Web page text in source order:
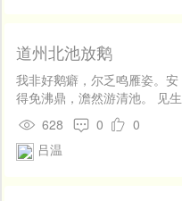
流。围腰御仙花底，衬月中、
金粟香浮。夜宴久，揽秋云、
平倚画楼。
道州北池放鹅
我非好鹅癖，尔乏鸣雁姿。安
得免沸鼎，澹然游清池。 见生
不忍食，深情固在斯。能自远
飞去，无念稻粱为。
628 0
0
吕温